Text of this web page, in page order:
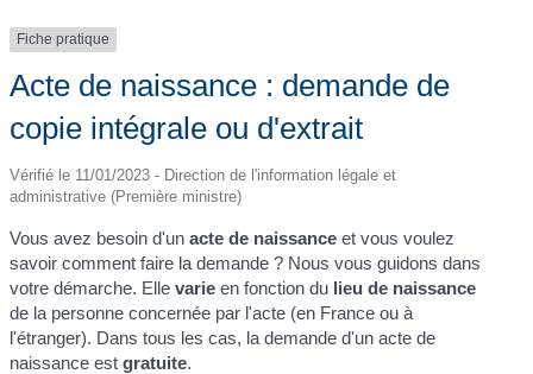
Fiche pratique
Acte de naissance : demande de
copie intégrale ou d'extrait
Vérifié le 11/01/2023 - Direction de l'information légale et
administrative (Première ministre)
Vous avez besoin d'unacte de naissance et vous voulez
savoir comment faire la demande ? Nous vous guidons dans
votre démarche. Ellevarie en fonction du lieu de naissance
de la personne concernée par l'acte (en France ou à
l'étranger). Dans tous les cas, la demande d'un acte de
naissance estgratuite.